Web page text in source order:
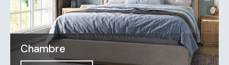
Chambre